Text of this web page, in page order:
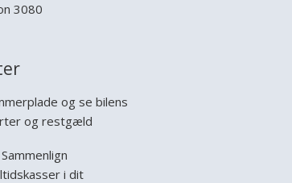
3080
og se bilens
og restgæld
i dit